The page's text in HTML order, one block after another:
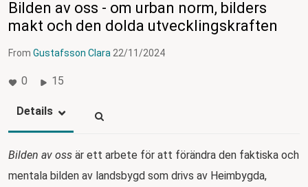
Bilden av oss - om urban norm, bilders
makt och den dolda utvecklingskraften
From Gustafsson Clara 22/11/2024
0 15
Details
Bilden av oss är ett arbete för att förändra den faktiska och
mentala bilden av landsbygd som drivs av Heimbygda,